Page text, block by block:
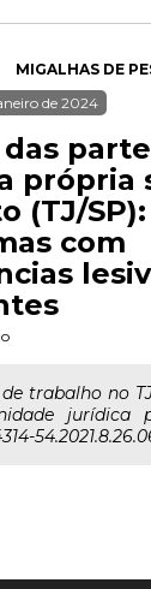
MIGALHAS DE
de 2024
própria
(TJ/
com
trabalho no
jurídica